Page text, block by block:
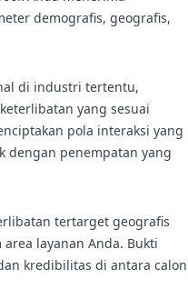
demografis, geografis,
di industri tertentu,
yang sesuai
pola interaksi yang
dengan penempatan yang
tertarget geografis
layanan Anda. Bukti
kredibilitas di antara calon